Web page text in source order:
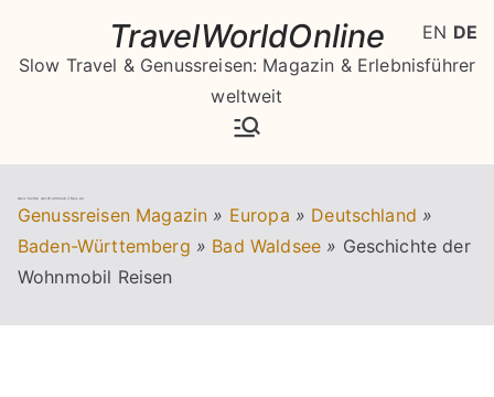
springen
TravelWorldOnline
Slow Travel & Genussreisen: Magazin & Erlebnisführer
weltweit
Geschichte der Wohnmobil Reisen
Genussreisen Magazin » Europa » Deutschland »
Baden-Württemberg » Bad Waldsee » Geschichte der
Wohnmobil Reisen
EN DE